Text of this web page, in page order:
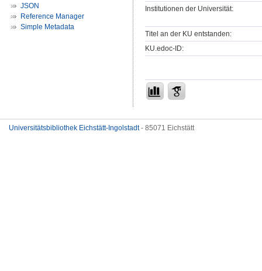
JSON
Reference Manager
Simple Metadata
Institutionen der Universität:
Titel an der KU entstanden:
KU.edoc-ID:
Universitätsbibliothek Eichstätt-Ingolstadt- 85071 Eichstätt